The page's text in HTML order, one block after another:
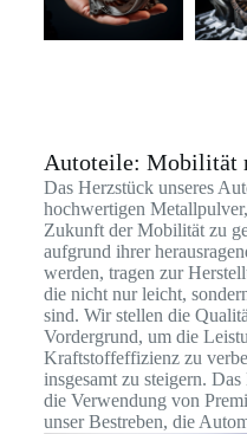
Autoteile: Mobilität
Das Herzstück unseres
hochwertigen
Zukunft der Mobilität zu
aufgrund ihrer
werden, tragen zur
die nicht nur leicht,
sind. Wir stellen die
Vordergrund, um die
Kraftstoffeffizienz zu
insgesamt zu steigern.
die Verwendung von
unser Bestreben, die